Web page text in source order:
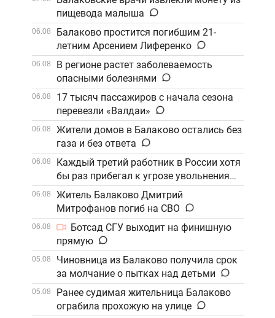
пищевода малыша
06.08
Балаково простится погибшим 21-
летним Арсением Лиференко
06.08
В регионе растет заболеваемость
опасными болезнями
06.08
17 тысяч пассажиров с начала сезона
перевезли «Валдаи»
06.08
Жители домов в Балаково остались без
газа и без ответа
06.08
Каждый третий работник в России хотя
бы раз прибегал к угрозе увольнения
06.08
Житель Балаково Дмитрий
Митрофанов погиб на СВО
06.08
Ботсад СГУ выходит на финишную
прямую
05.08
Чиновница из Балаково получила срок
за молчание о пытках над детьми
05.08
Ранее судимая жительница Балаково
ограбила прохожую на улице